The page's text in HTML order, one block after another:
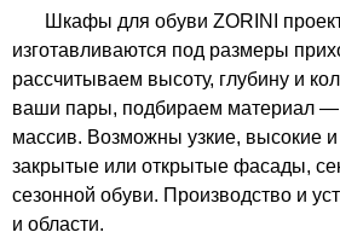
Шкафы для обуви ZORINI
изготавливаются под размеры
рассчитываем высоту, глубину и
ваши пары, подбираем материал
массив. Возможны узкие, высокие
закрытые или открытые фасады,
сезонной обуви. Производство и
и области.